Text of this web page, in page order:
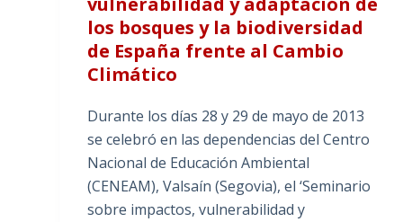
los bosques y la biodiversidad
de España frente al Cambio
Climático
Durante los días 28 y 29 de mayo de 2013
se celebró en las dependencias del Centro
Nacional de Educación Ambiental
(CENEAM), Valsaín (Segovia), el ‘Seminario
sobre impactos, vulnerabilidad y